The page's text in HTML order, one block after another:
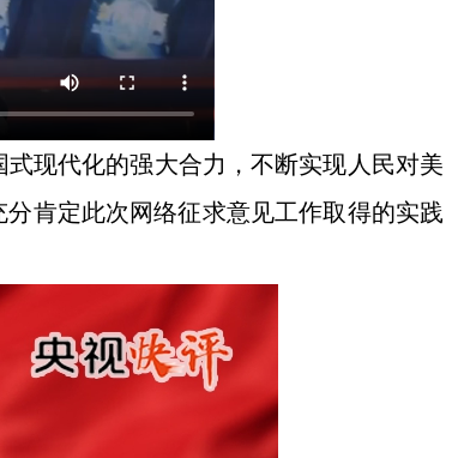
现代化的强大合力，不断实现人民对美
肯定此次网络征求意见工作取得的实践